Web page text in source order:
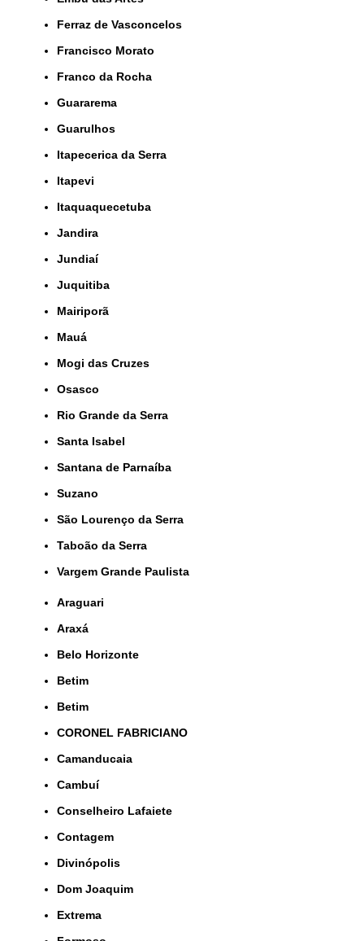
Ferraz de Vasconcelos
Francisco Morato
Franco da Rocha
Guararema
Guarulhos
Itapecerica da Serra
Itapevi
Itaquaquecetuba
Jandira
Jundiaí
Juquitiba
Mairiporã
Mauá
Mogi das Cruzes
Osasco
Rio Grande da Serra
Santa Isabel
Santana de Parnaíba
Suzano
São Lourenço da Serra
Taboão da Serra
Vargem Grande Paulista
Araguari
Araxá
Belo Horizonte
Betim
Betim
CORONEL FABRICIANO
Camanducaia
Cambuí
Conselheiro Lafaiete
Contagem
Divinópolis
Dom Joaquim
Extrema